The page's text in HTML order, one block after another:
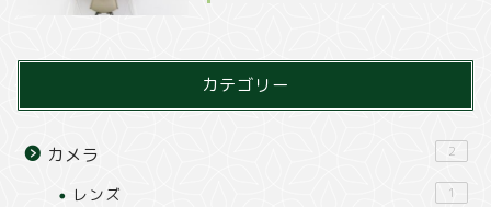
カテゴリー
カメラ 2
レンズ 1